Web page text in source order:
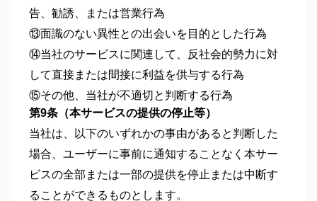
告、勧誘、または営業行為
⑬面識のない異性との出会いを目的とした行為
⑭当社のサービスに関連して、反社会的勢力に対
して直接または間接に利益を供与する行為
⑮その他、当社が不適切と判断する行為
第9条（本サービスの提供の停止等）
当社は、以下のいずれかの事由があると判断した
場合、ユーザーに事前に通知することなく本サー
ビスの全部または一部の提供を停止または中断す
ることができるものとします。